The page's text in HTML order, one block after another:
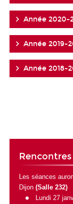
Année 2020-
Année 2019-
Année 2018-
Les séances
Dijon (Salle 232)
Lundi 27